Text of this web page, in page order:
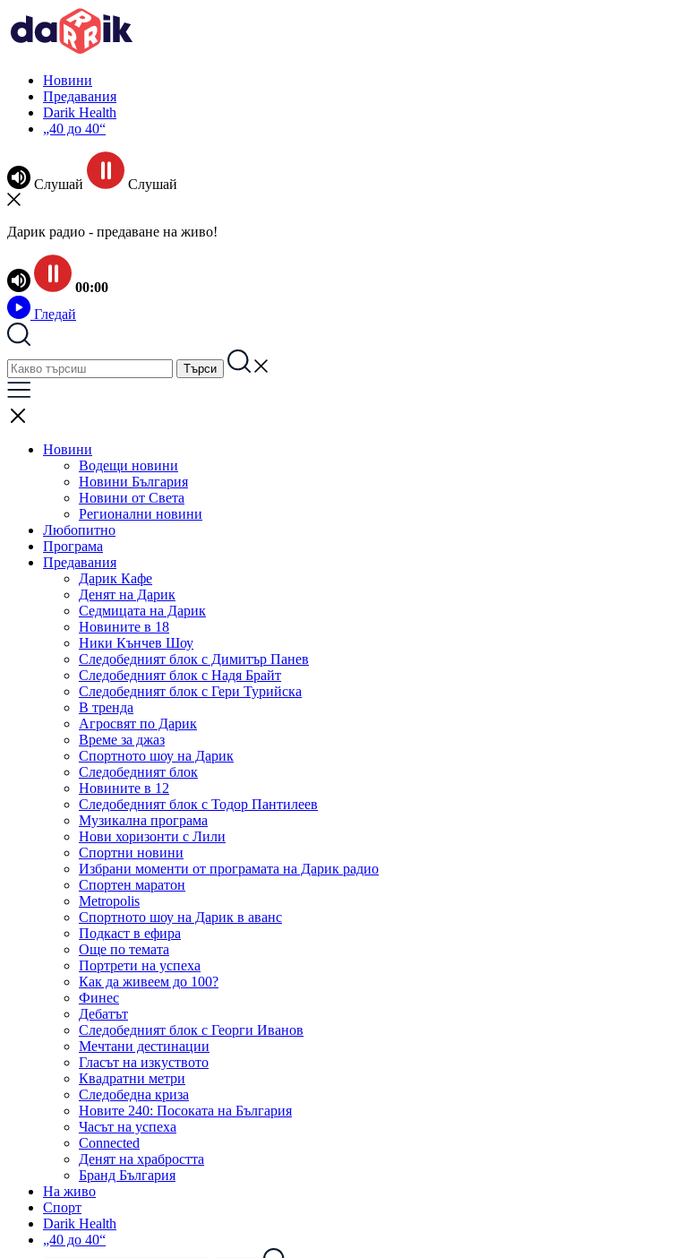
Новини
Предавания
Darik Health
„40 до 40“
Слушай Слушай
Дарик радио - предаване на живо!
00:00
Гледай
Новини
Водещи новини
Новини България
Новини от Света
Регионални новини
Любопитно
Програма
Предавания
Дарик Кафе
Денят на Дарик
Седмицата на Дарик
Новините в 18
Ники Кънчев Шоу
Следобедният блок с Димитър Панев
Следобедният блок с Надя Брайт
Следобедният блок с Гери Турийска
В тренда
Агросвят по Дарик
Време за джаз
Спортното шоу на Дарик
Следобедният блок
Новините в 12
Следобедният блок с Тодор Пантилеев
Музикална програма
Нови хоризонти с Лили
Спортни новини
Избрани моменти от програмата на Дарик радио
Спортен маратон
Metropolis
Спортното шоу на Дарик в аванс
Подкаст в ефира
Още по темата
Портрети на успеха
Как да живеем до 100?
Финес
Дебатът
Следобедният блок с Георги Иванов
Мечтани дестинации
Гласът на изкуството
Квадратни метри
Следобедна криза
Новите 240: Посоката на България
Часът на успеха
Connected
Денят на храбростта
Бранд България
На живо
Спорт
Darik Health
„40 до 40“